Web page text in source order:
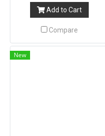
Add to Cart
Compare
New